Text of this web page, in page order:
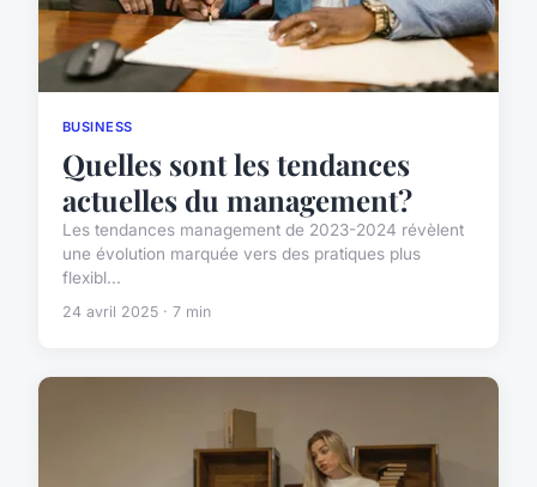
BUSINESS
Quelles sont les tendances
actuelles du management?
Les tendances management de 2023-2024 révèlent
une évolution marquée vers des pratiques plus
flexibl...
24 avril 2025 · 7 min